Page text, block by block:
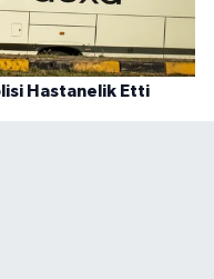
Hastanelik Etti